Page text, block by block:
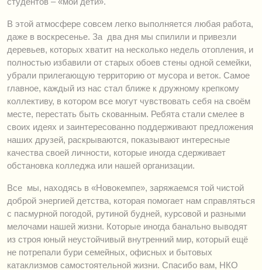
В этой атмосфере совсем легко выполняется любая работа,
даже в воскресенье. За два дня мы спилили и привезли
деревьев, которых хватит на несколько недель отопления, и
полностью избавили от старых обоев стены одной семейки,
убрали прилегающую территорию от мусора и веток. Самое
главное, каждый из нас стал ближе к дружному крепкому
коллективу, в котором все могут чувствовать себя на своём
месте, перестать быть скованным. Ребята стали смелее в
своих идеях и заинтересованно поддерживают предложения
наших друзей, раскрываются, показывают интересные
качества своей личности, которые иногда сдерживает
обстановка колледжа или нашей организации.
Все мы, находясь в «Новокемпе», заряжаемся той чистой
доброй энергией детства, которая помогает нам справляться
с пасмурной погодой, рутиной будней, курсовой и разными
мелочами нашей жизни. Которые иногда банально выводят
из строя юный неустойчивый внутренний мир, который ещё
не потрепали бури семейных, офисных и бытовых
катаклизмов самостоятельной жизни. Спасибо вам, НКО